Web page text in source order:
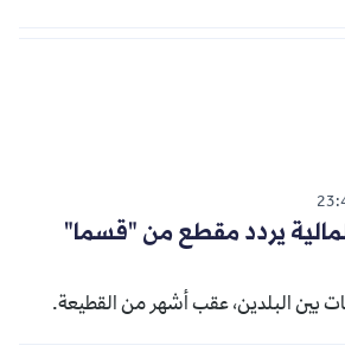
يردد مقطع من "قسما"
بين البلدين، عقب أشهر من القطيعة.